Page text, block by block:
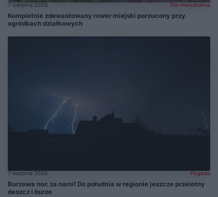
7 sierpnia 2026 Dla mieszkańca
Kompletnie zdewastowany rower miejski porzucony przy
ogródkach działkowych
7 sierpnia 2026 Pogoda
Burzowa noc za nami! Do południa w regionie jeszcze przelotny
deszcz i burze